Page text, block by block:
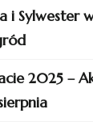
i Sylwester
2025 –